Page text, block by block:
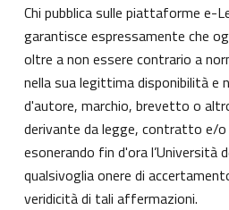
Chi pubblica sulle piattaforme e-
garantisce espressamente che
oltre a non essere contrario a
nella sua legittima disponibilità e
d'autore, marchio, brevetto o
derivante da legge, contratto e/o
esonerando fin d'ora l’Università
qualsivoglia onere di
veridicità di tali affermazioni.